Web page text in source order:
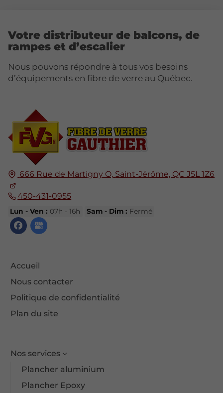
666 Rue de Martigny O, Saint-Jérôme, QC J5L 1Z6
450-431-0955
Lun - Ven : 07h - 16h Sam - Dim : Fermé
Accueil
Nous contacter
Politique de confidentialité
Plan du site
Nos services
Plancher aluminium
Plancher Epoxy
Votre distributeur de balcons, de
rampes et d’escalier
Nous pouvons répondre à tous vos besoins
d’équipements en fibre de verre au Québec.